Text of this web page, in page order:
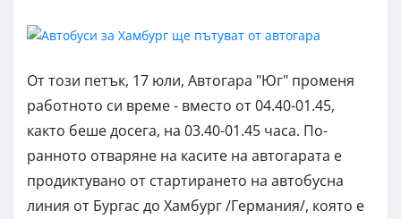
От този петък, 17 юли, Автогара "Юг" променя
работното си време - вместо от 04.40-01.45,
както беше досега, на 03.40-01.45 часа. По-
ранното отваряне на касите на автогарата е
продиктувано от стартирането на автобусна
линия от Бургас до Хамбург /Германия/, която е